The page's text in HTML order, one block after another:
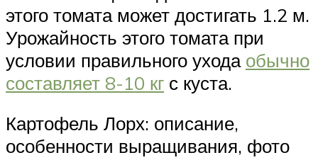
этого томата может достигать 1.2 м.
Урожайность этого томата при
условии правильного ухода обычно
составляет 8-10 кг с куста.
Картофель Лорх: описание,
особенности выращивания, фото